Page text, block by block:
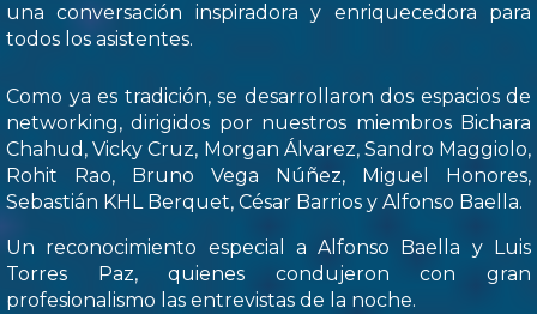
una conversación inspiradora y enriquecedora para
todos los asistentes.
Como ya es tradición, se desarrollaron dos espacios de
networking, dirigidos por nuestros miembros Bichara
Chahud, Vicky Cruz, Morgan Álvarez, Sandro Maggiolo,
Rohit Rao, Bruno Vega Núñez, Miguel Honores,
Sebastián KHL Berquet, César Barrios y Alfonso Baella.
Un reconocimiento especial a Alfonso Baella y Luis
Torres Paz, quienes condujeron con gran
profesionalismo las entrevistas de la noche.